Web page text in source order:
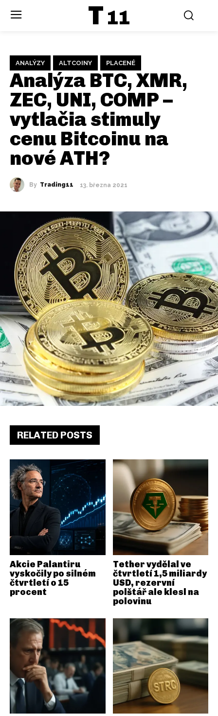
T 11
ANALÝZY ALTCOINY PLACENÉ
Analýza BTC, XMR,
ZEC, UNI, COMP –
vytlačia stimuly
cenu Bitcoinu na
nové ATH?
By Trading11 13. března 2021
RELATED POSTS
Akcie Palantiru
vyskočily po silném
čtvrtletí o 15
procent
Tether vydělal ve
čtvrtletí 1,5 miliardy
USD, rezervní
polštář ale klesl na
polovinu